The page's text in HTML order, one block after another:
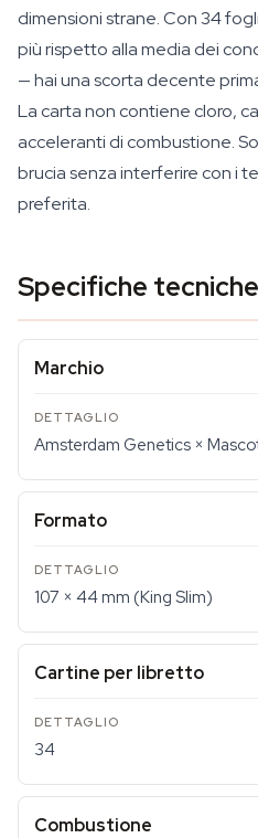
dimensioni strane. Con 34
più rispetto alla media dei
— hai una scorta decente
La carta non contiene cloro,
acceleranti di combustione.
brucia senza interferire con i
preferita.
Specifiche tecniche
Marchio
Amsterdam Genetics ×
Formato
107 × 44 mm (King Slim)
Cartine per libretto
34
Combustione